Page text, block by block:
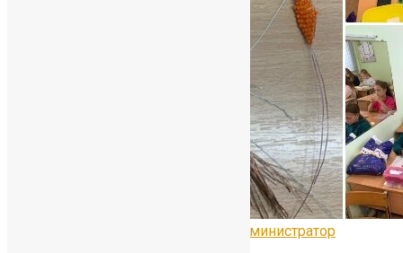
Администратор